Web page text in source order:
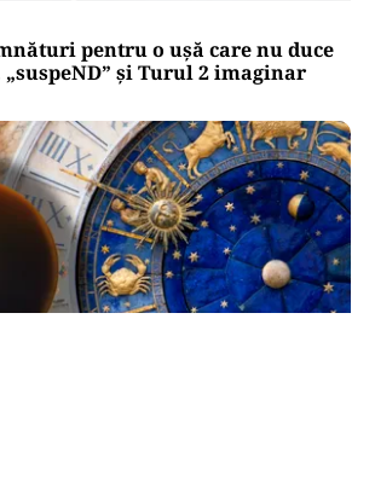
pentru o ușă care nu duce
„suspeND” și Turul 2 imaginar